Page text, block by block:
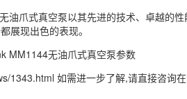
油爪式真空泵以其先进的技术、卓越的
展现出色的表现。
MM1144无油爪式真空泵参数
1343.html 如需进一步了解,请直接咨询